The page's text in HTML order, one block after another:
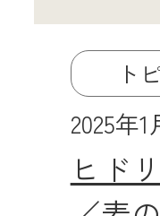
ト
2025年1
ヒド